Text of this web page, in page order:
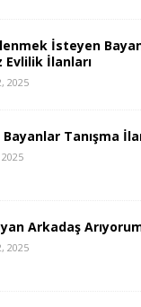
İsteyen
Evlilik İlanları
2025
Tanışma
Arkadaş
2025